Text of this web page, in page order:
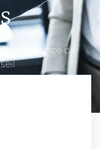
commence par